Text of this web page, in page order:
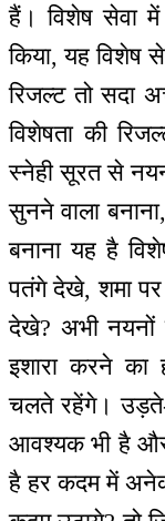
हैं। विशेष सेवा
किया, यह विशेष
रिजल्ट तो सदा
विशेषता की
स्नेही सूरत से
सुनने वाला
बनाना यह है
पतंगे देखे, शमा पर
देखे? अभी नयनों
इशारा करने का
चलते रहेंगे।
आवश्यक भी है और
है हर कदम में